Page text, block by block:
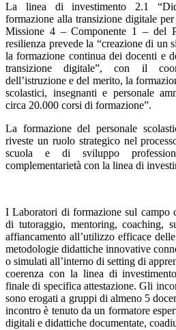
La linea di investimento 2.1
formazione alla transizione digitale
Missione 4 – Componente 1 – del
resilienza prevede la “creazione di un
la formazione continua dei docenti e
transizione digitale”, con il
dell’istruzione e del merito, la
scolastici, insegnanti e personale
circa 20.000 corsi di formazione”.
La formazione del personale
riveste un ruolo strategico nel
scuola e di sviluppo
complementarietà con la linea di
I Laboratori di formazione sul campo
di tutoraggio, mentoring, coaching,
affiancamento all’utilizzo efficace
metodologie didattiche innovative
o simulati all’interno di setting di
coerenza con la linea di
finale di specifica attestazione. Gli
sono erogati a gruppi di almeno 5
incontro è tenuto da un formatore
digitali e didattiche documentate,